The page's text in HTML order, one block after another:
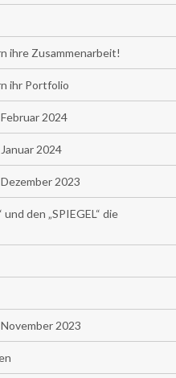
ihre Zusammenarbeit!
ihr Portfolio
2024
2024
2023
den „SPIEGEL“ die
2023